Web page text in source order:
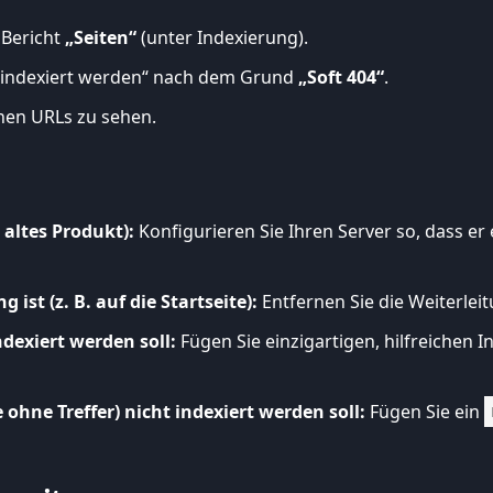
„Seiten“(unter Indexierung).
werden“ nach dem Grund „Soft 404“.
URLs zu sehen.
Produkt): Konfigurieren Sie Ihren Server so, dass
ist (z. B. auf die Startseite): Entfernen Sie die
werden soll: Fügen Sie einzigartigen, hilfreichen
ohne Treffer) nicht indexiert werden soll: Fügen Sie ein